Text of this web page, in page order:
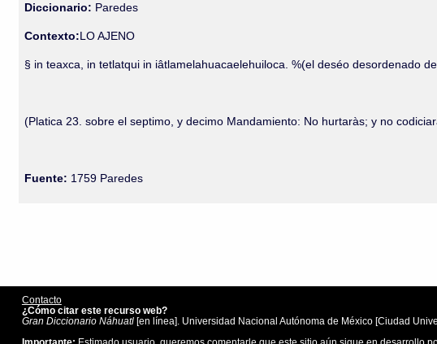
Diccionario: Paredes
Contexto:LO AJENO
§ in teaxca, in tetlatqui in iâtlamelahuacaelehuiloca. %(el deséo desordenado
(Platica 23. sobre el septimo, y decimo Mandamiento: No hurtaràs; y no
Fuente: 1759 Paredes
Contacto
¿Cómo citar este recurso web?
Gran Diccionario Náhuatl[en línea]. Universidad Nacional Autónoma de México [Ciudad